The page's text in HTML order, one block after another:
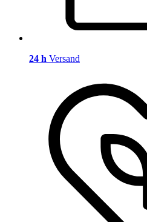
24 h Versand